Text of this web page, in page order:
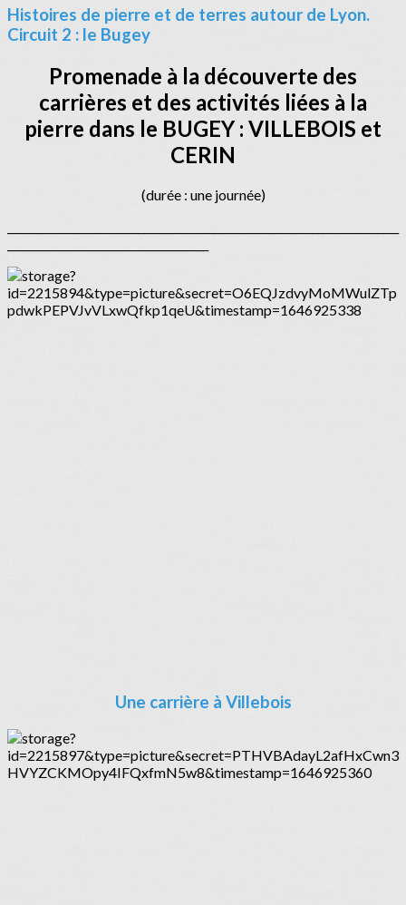
Histoires de pierre et de terres autour de Lyon.
Circuit 2 : le Bugey
Promenade à la découverte des
carrières et des activités liées à la
pierre dans le BUGEY : VILLEBOIS et
CERIN
(durée : une journée)
Une carrière à Villebois